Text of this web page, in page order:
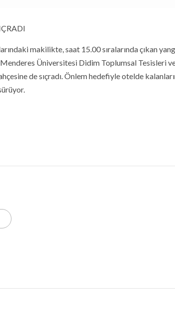
makilikte, saat 15.00 sıralarında çıkan
Üniversitesi Didim Toplumsal Tesisleri
de sıçradı. Önlem hedefiyle otelde